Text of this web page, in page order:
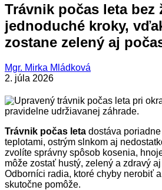
Trávnik počas leta bez
jednoduché kroky,
zostane zelený aj
Mgr. Mirka Mládková
2. júla 2026
Trávnik počas leta dostáva
teplotami, ostrým slnkom aj
zvolíte správny spôsob kosenia,
môže zostať hustý, zelený a zdravý
Odborníci radia, ktoré chyby nerobiť
skutočne pomôže.